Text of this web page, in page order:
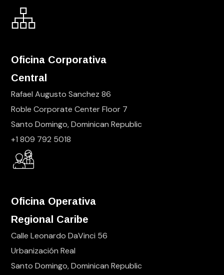
Oficina Corporativa
Central
Rafael Augusto Sanchez 86
Roble Corporate Center Floor 7
Santo Domingo, Dominican Republic
+1 809 792 5018
Oficina Operativa
Regional Caribe
Calle Leonardo DaVinci 56
Urbanización Real
Santo Domingo, Dominican Republic